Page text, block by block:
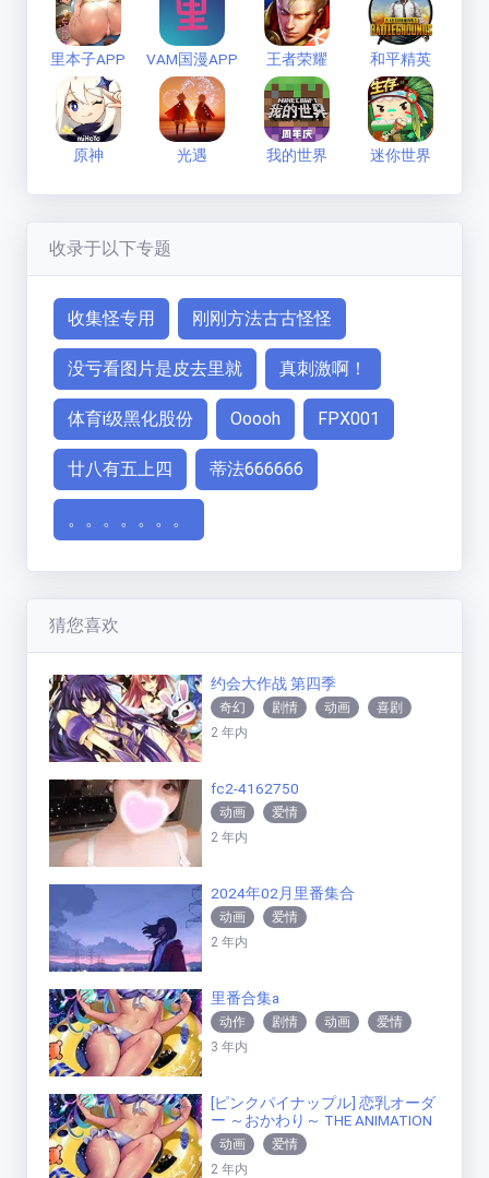
それを聞いた小林は何とかしなければいけないと
思い、手にしたペットボトルを見るのであった。
スタッフ
里本子APP VAM国漫APP 王者荣耀 和平精英
原神 光遇 我的世界 迷你世界
收录于以下专题
收集怪专用 刚刚方法古古怪怪
没亏看图片是皮去里就 真刺激啊！
体育i级黑化股份 Ooooh FPX001
廿八有五上四 蒂法666666
。。。。。。。
猜您喜欢
约会大作战 第四季
奇幻 剧情 动画
喜剧
爱情
2 年内
fc2-4162750
动画
爱情
2 年内
2024年02月里番集合
动画
爱情
2 年内
里番合集a
动作 剧情 动画
爱情
3 年内
[ピンクパイナップル] 恋乳オーダ
ー ～おかわり～ THE ANIMATION
动画
爱情
2 年内